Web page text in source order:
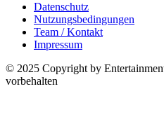
Datenschutz
Nutzungsbedingungen
Team / Kontakt
Impressum
© 2025 Copyright by
vorbehalten